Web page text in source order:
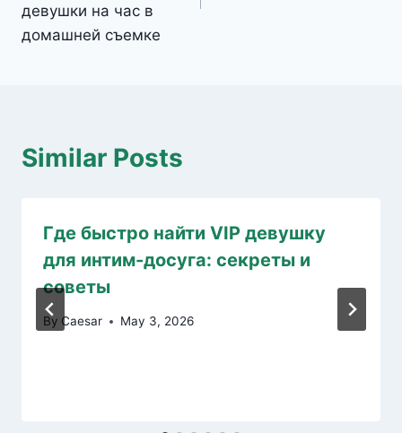
девушки на час в
домашней съемке
Similar Posts
Где быстро найти VIP девушку
для интим-досуга: секреты и
советы
By Caesar May 3, 2026